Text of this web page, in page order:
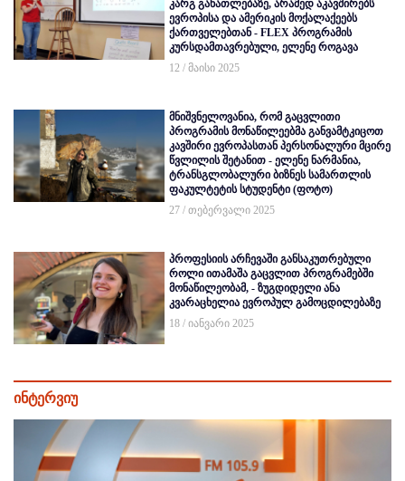
კარგ განათლებაზე, არამედ აკავშირებს
ევროპისა და ამერიკის მოქალაქეებს
ქართველებთან - FLEX პროგრამის
კურსდამთავრებული, ელენე როგავა
12 / მაისი 2025
მნიშვნელოვანია, რომ გაცვლითი
პროგრამის მონაწილეებმა განვამტკიცოთ
კავშირი ევროპასთან პერსონალური მცირე
წვლილის შეტანით - ელენე ნარმანია,
ტრანსგლობალური ბიზნეს სამართლის
ფაკულტეტის სტუდენტი (ფოტო)
27 / თებერვალი 2025
პროფესიის არჩევაში განსაკუთრებული
როლი ითამაშა გაცვლით პროგრამებში
მონაწილეობამ, - ზუგდიდელი ანა
კვარაცხელია ევროპულ გამოცდილებაზე
18 / იანვარი 2025
ინტერვიუ